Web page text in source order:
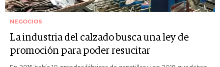
NEGOCIOS
La industria del calzado busca una ley de
promoción para poder resucitar